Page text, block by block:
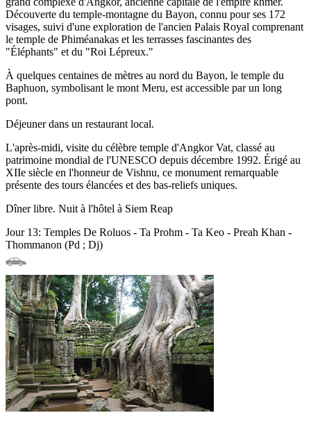
Découverte du temple-montagne du Bayon, connu pour ses 172
visages, suivi d'une exploration de l'ancien Palais Royal comprenant
le temple de Phiméanakas et les terrasses fascinantes des
"Éléphants" et du "Roi Lépreux."
À quelques centaines de mètres au nord du Bayon, le temple du
Baphuon, symbolisant le mont Meru, est accessible par un long
pont.
Déjeuner dans un restaurant local.
L'après-midi, visite du célèbre temple d'Angkor Vat, classé au
patrimoine mondial de l'UNESCO depuis décembre 1992. Érigé au
XIIe siècle en l'honneur de Vishnu, ce monument remarquable
présente des tours élancées et des bas-reliefs uniques.
Dîner libre. Nuit à l'hôtel à Siem Reap
Jour 13: Temples De Roluos - Ta Prohm - Ta Keo - Preah Khan -
Thommanon (Pd ; Dj)